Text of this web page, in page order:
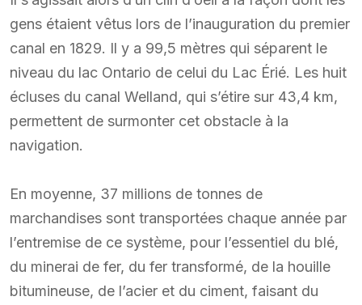
gens étaient vêtus lors de l’inauguration du premier
canal en 1829. Il y a 99,5 mètres qui séparent le
niveau du lac Ontario de celui du Lac Érié. Les huit
écluses du canal Welland, qui s’étire sur 43,4 km,
permettent de surmonter cet obstacle à la
navigation.
En moyenne, 37 millions de tonnes de
marchandises sont transportées chaque année par
l’entremise de ce système, pour l’essentiel du blé,
du minerai de fer, du fer transformé, de la houille
bitumineuse, de l’acier et du ciment, faisant du